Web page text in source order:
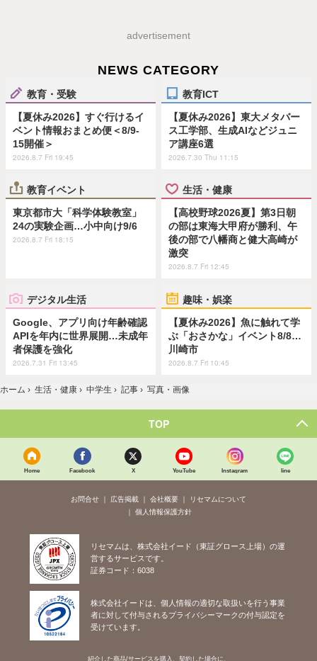
advertisement
NEWS CATEGORY
教育・受験
【夏休み2026】すぐ行けるイ
ベント情報おまとめ便＜8/9-
15開催＞
2026.8.7 Fri 19:45
教育ICT
【夏休み2026】東大メタバー
ス工学部、生成AIなどジュニ
ア講座6選
2026.7.30 Thu 11:15
教育イベント
東京都市大「科学体験教室」
24の実験企画…小中向け9/6
2026.8.7 Fri 18:15
生活・健康
【高校野球2026夏】第3日朝
の部は東海大甲府が勝利、午
後の部で八幡商と健大高崎が
激突
2026.8.7 Fri 12:45
デジタル生活
Google、アプリ向け年齢確認
APIを年内に世界展開…未成年
者保護を強化
2026.7.31 Fri 13:45
趣味・娯楽
【夏休み2026】魚に触れて学
ぶ「おさかな」イベント8/8…
川崎市
2026.8.7 Fri 10:45
ホーム › 生活・健康 › 中学生 › 記事 › 写真・画像
TOP
Home Facebook X YouTube Instagram line
お問合せ 広告掲載 会社概要
リセマムについて
個人情報保護方針
リセマムは、株式会社イード（東証グロース上場）の運
営するサービスです。
証券コード：6038
株式会社イードは、個人情報の適切な取扱いを行う事業
者に対して付与されるプライバシーマークの付与認定を
受けています。
紹介した商品/サービスを購入、契約した場合に、